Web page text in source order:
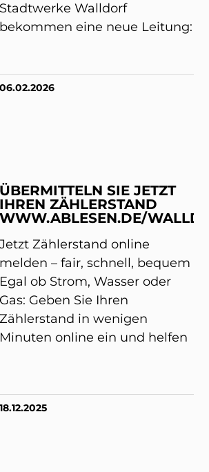
Stadtwerke Walldorf
bekommen eine neue Leitung:
06.02.2026
ÜBERMITTELN SIE JETZT
IHREN ZÄHLERSTAND
WWW.ABLESEN.DE/
Jetzt Zählerstand online
melden – fair, schnell, bequem
Egal ob Strom, Wasser oder
Gas: Geben Sie Ihren
Zählerstand in wenigen
Minuten online ein und helfen
18.12.2025